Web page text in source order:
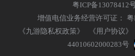
粤ICP备13078412
增值电信业务经营许可证：
《九游隐私权政策》
《用户协议》
44010602000283号